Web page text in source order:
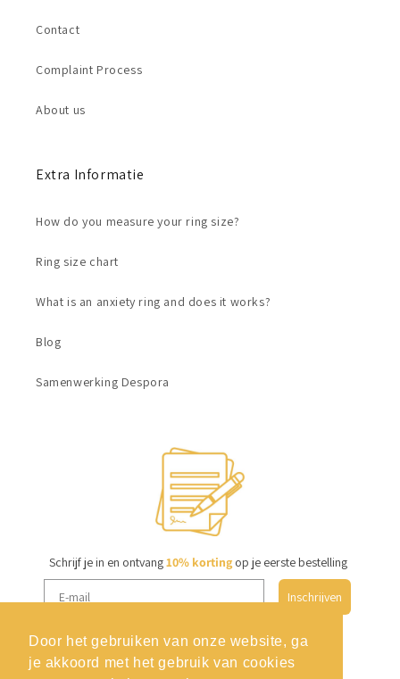
Door het gebruiken van onze website, ga
je akkoord met het gebruik van cookies
Contact
Complaint Process
About us
Extra Informatie
How do you measure your ring size?
Ring size chart
What is an anxiety ring and does it works?
Blog
Samenwerking Despora
Schrijf je in en ontvang10% korting op je eerste bestelling
Inschrijven